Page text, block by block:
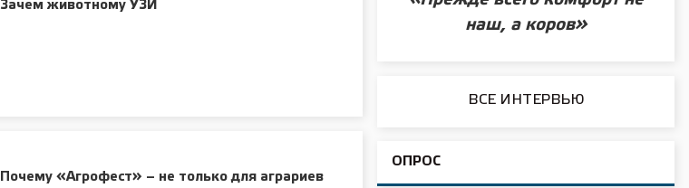
Зачем животному УЗИ
Почему «Агрофест» – не только для аграриев
наш, а коров»
ВСЕ ИНТЕРВЬЮ
ОПРОС